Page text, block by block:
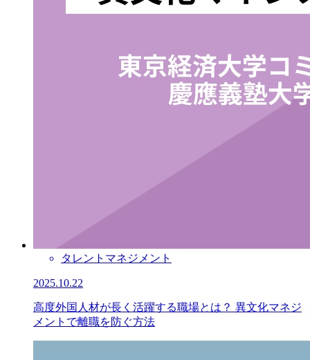
タレントマネジメント
2025.10.22
高度外国人材が長く活躍する職場とは？ 異文化マネジ
メントで離職を防ぐ方法